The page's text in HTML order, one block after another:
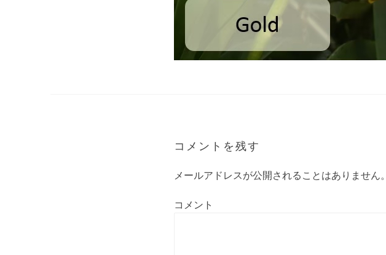
コメントを残す
メールアドレスが公開されることはありません。
コメント